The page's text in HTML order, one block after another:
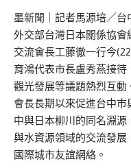
墨新聞 ｜記者馬源培／
外交部台灣日本關係協
交流會長工藤徹一行今
育鴻代表市長盧秀燕接
觀光發展等議題熱烈互
會長長期以來促進台中
中與日本柳川的同名淵
與水資源領域的交流發
國際城市友誼網絡。